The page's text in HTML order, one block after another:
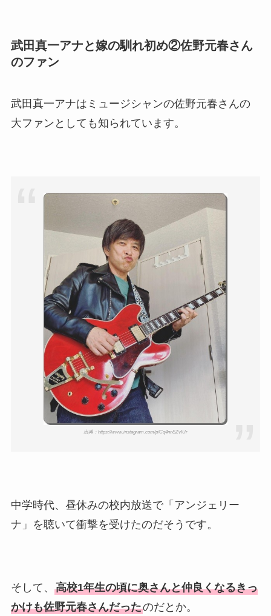
武田真一アナと嫁の馴れ初め②佐野元春さん
のファン
武田真一アナはミュージシャンの佐野元春さんの
大ファンとしても知られています。
出典：https://www.instagram.com/p/Cq4nnSZvIUr
中学時代、昼休みの校内放送で「アンジェリー
ナ」を聴いて衝撃を受けたのだそうです。
そして、 高校1年生の頃に奥さんと仲良くなるきっ
かけも佐野元春さんだったのだとか。